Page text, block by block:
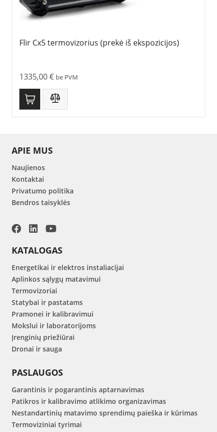
Flir Cx5 termovizorius (prekė iš ekspozicijos)
1335,00€ be PVM
APIE MUS
Naujienos
Kontaktai
Privatumo politika
Bendros taisyklės
KATALOGAS
Energetikai ir elektros instaliacijai
Aplinkos sąlygų matavimui
Termovizoriai
Statybai ir pastatams
Pramonei ir kalibravimui
Mokslui ir laboratorijoms
Įrenginių priežiūrai
Dronai ir sauga
PASLAUGOS
Garantinis ir pogarantinis aptarnavimas
Patikros ir kalibravimo atlikimo organizavimas
Nestandartinių matavimo sprendimų paieška ir kūrimas
Termoviziniai tyrimai